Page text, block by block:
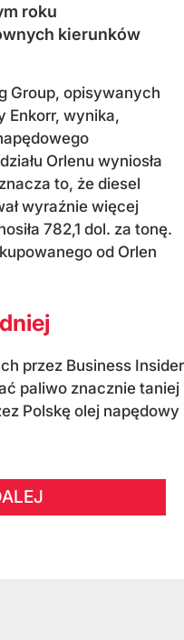
roku
kierunków
Group, opisywanych
Enkorr, wynika,
Orlenu wyniosła
to, że diesel
wyraźnie więcej
782,1 dol. za tonę.
od Orlen
przez Business Insider
paliwo znacznie taniej
Polskę olej napędowy